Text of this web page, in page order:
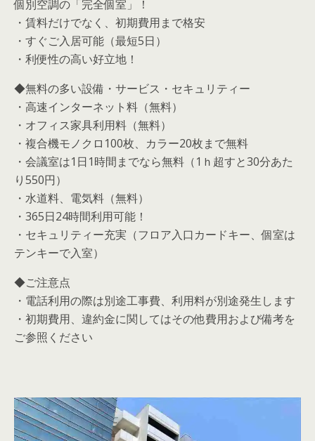
個別空調の「完全個室」！
・賃料だけでなく、初期費用まで格安
・すぐご入居可能（最短5日）
・利便性の高い好立地！
◆無料の多い設備・サービス・セキュリティー
・高速インターネット料（無料）
・オフィス家具利用料（無料）
・複合機モノクロ100枚、カラー20枚まで無料
・会議室は1日1時間までなら無料（1ｈ超すと30分あた
り550円）
・水道料、電気料（無料）
・365日24時間利用可能！
・セキュリティー充実（フロア入口カードキー、個室は
テンキーで入室）
◆ご注意点
・電話利用の際は別途工事費、利用料が別途発生します
・初期費用、違約金に関してはその他費用および備考を
ご参照ください